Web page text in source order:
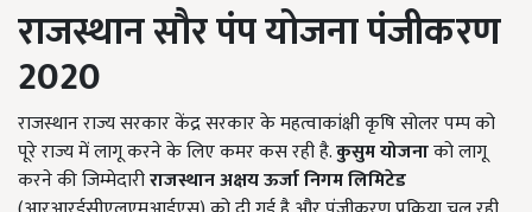
राजस्थान सौर पंप योजना पंजीकरण
2020
राजस्थान राज्य सरकार केंद्र सरकार के महत्वाकांक्षी कृषि सोलर पम्प को
पूरे राज्य में लागू करने के लिए कमर कस रही है.कुसुम योजनाको लागू
करने की जिम्मेदारीराजस्थान अक्षय ऊर्जा निगम लिमिटेड